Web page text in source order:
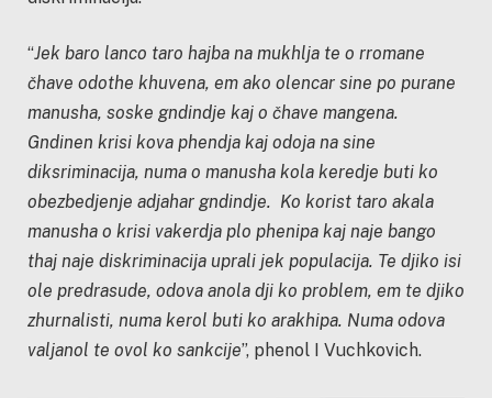
“Jek baro lanco taro hajba na mukhlja te o rromane
čhave odothe khuvena, em ako olencar sine po purane
manusha, soske gndindje kaj o čhave mangena.
Gndinen krisi kova phendja kaj odoja na sine
diksriminacija, numa o manusha kola keredje buti ko
obezbedjenje adjahar gndindje. Ko korist taro akala
manusha o krisi vakerdja plo phenipa kaj naje bango
thaj naje diskriminacija uprali jek populacija. Te djiko isi
ole predrasude, odova anola dji ko problem, em te djiko
zhurnalisti, numa kerol buti ko arakhipa. Numa odova
valjanol te ovol ko sankcije”, phenol I Vuchkovich.